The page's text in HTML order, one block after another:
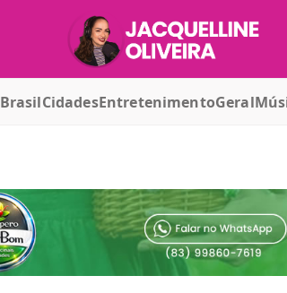
BrasilCidadesEntretenimentoGeral